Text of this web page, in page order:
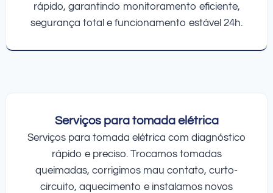
rápido, garantindo monitoramento eficiente,
segurança total e funcionamento estável 24h.
Serviços para tomada elétrica
Serviços para tomada elétrica com diagnóstico
rápido e preciso. Trocamos tomadas
queimadas, corrigimos mau contato, curto-
circuito, aquecimento e instalamos novos